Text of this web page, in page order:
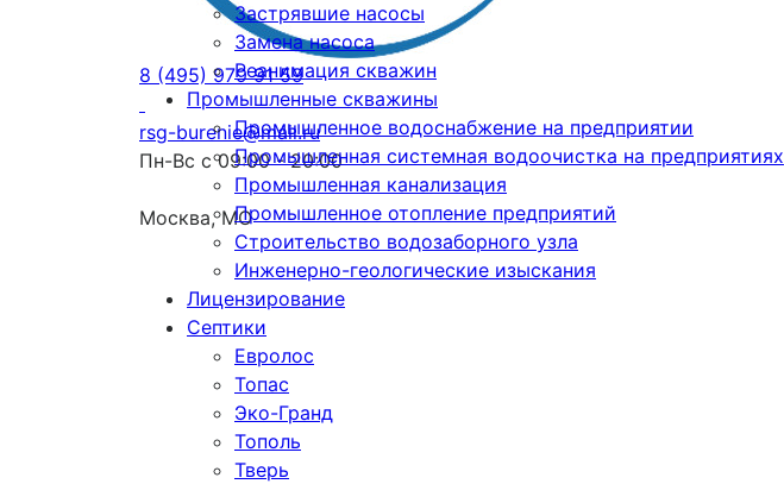
8 (495) 979 91 59
rsg-burenie@mail.ru
Пн-Вс с 09:00 - 20:00
Москва, МО
Застрявшие насосы
Замена насоса
Реанимация скважин
Промышленные скважины
Промышленное водоснабжение на предприятии
Промышленная системная водоочистка на предприятиях
Промышленная канализация
Промышленное отопление предприятий
Cтроительство водозаборного узла
Инженерно-геологические изыскания
Лицензирование
Септики
Евролос
Топас
Эко-Гранд
Тополь
Тверь